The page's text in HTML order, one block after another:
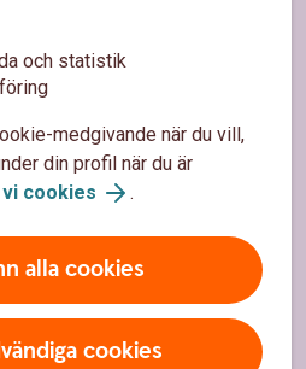
och statistik
medgivande när du vill,
din profil när du är
cookies .
alla cookies
cookies